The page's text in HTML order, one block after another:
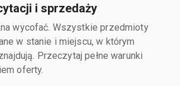
i sprzedaży
wycofać. Wszystkie przedmioty
w stanie i miejscu, w którym
Przeczytaj pełne warunki
oferty.